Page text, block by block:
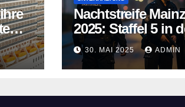
Nachtstreife Mainz
2025: Staffel 5 in
ARD Mediathek
30. MAI 2025 ADMIN